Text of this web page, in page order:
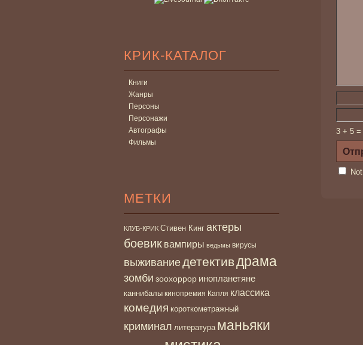
КРИК-КАТАЛОГ
Книги
Жанры
Персоны
Персонажи
Автографы
Фильмы
МЕТКИ
КЛУБ-КРИК Стивен Кинг актеры
боевик вампиры ведьмы вирусы
выживаниедетективдрама
зомби зоохоррор инопланетяне
каннибалы кинопремия Капля классика
комедия короткометражный
криминал литература маньяки
3 + 5 =